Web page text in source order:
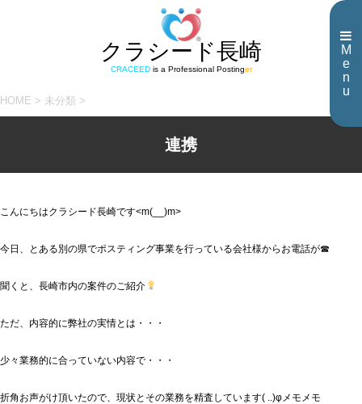
M
e
n
u
クラシード長崎
CRACEEDis a Professional Postinger
HOME > 未分類 >
連携
こんにちはクラシード長崎です<m(__)m>
今日、とある別の県でポスティング事業を行っている会社様からお電話が☎
聞くと、長崎市内の案件のご紹介
ただ、内容的に弊社の実情とは・・・
少々業務的に合っていない内容で・・・
折角お声がけ頂いたので、現状とその業務を精査しています( ..)φメモメモ